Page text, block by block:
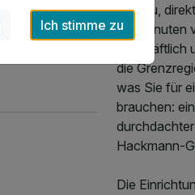
Niveau,
Gehminuten
die
was Sie für
brauchen:
Hackmann-
Die
Ich stimme zu